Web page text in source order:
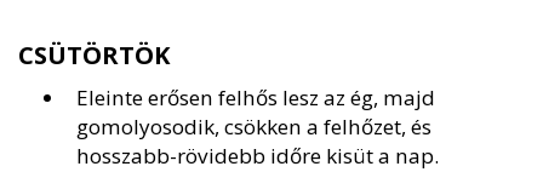
CSÜTÖRTÖK
Eleinte erősen felhős lesz az ég, majd
gomolyosodik, csökken a felhőzet, és
hosszabb-rövidebb időre kisüt a nap.